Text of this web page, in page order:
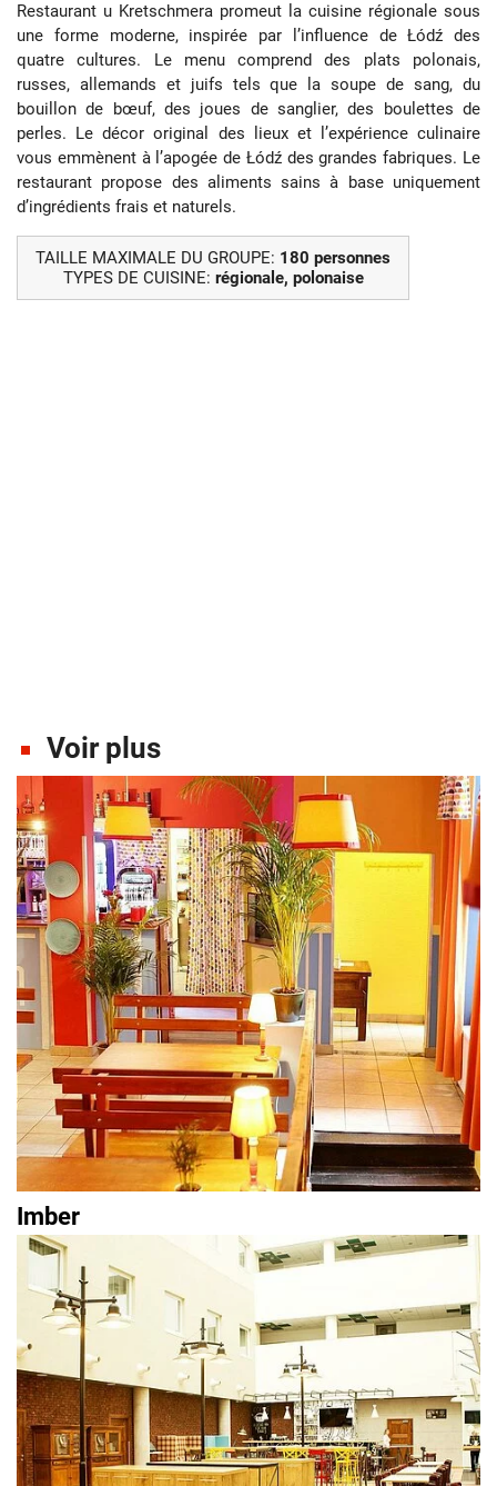
Restaurant u Kretschmera promeut la cuisine régionale sous
une forme moderne, inspirée par l’influence de Łódź des
quatre cultures. Le menu comprend des plats polonais,
russes, allemands et juifs tels que la soupe de sang, du
bouillon de bœuf, des joues de sanglier, des boulettes de
perles. Le décor original des lieux et l’expérience culinaire
vous emmènent à l’apogée de Łódź des grandes fabriques. Le
restaurant propose des aliments sains à base uniquement
d’ingrédients frais et naturels.
TAILLE MAXIMALE DU GROUPE: 180 personnes
TYPES DE CUISINE: régionale, polonaise
Voir plus
Imber